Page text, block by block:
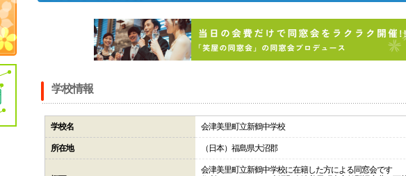
学校情報
学校名 会津美里町立新鶴中学校
所在地 （日本）福島県大沼郡
会津美里町立新鶴中学校に在籍した方による同窓会です